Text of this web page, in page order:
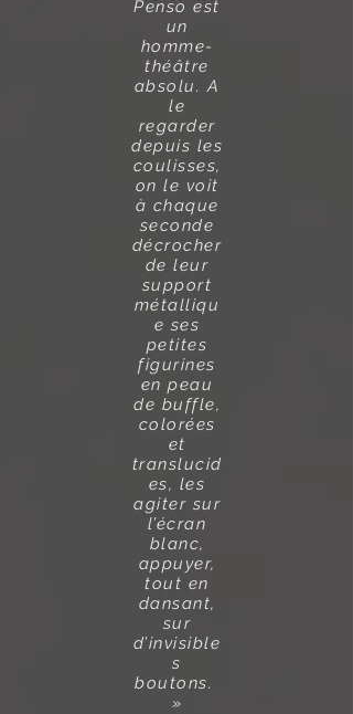
Penso est
un
homme-
théâtre
absolu. A
le
regarder
depuis les
coulisses,
on le voit
à chaque
seconde
décrocher
de leur
support
métalliqu
e ses
petites
figurines
en peau
de buffle,
colorées
et
translucid
es, les
agiter sur
l’écran
blanc,
appuyer,
tout en
dansant,
sur
d’invisible
s
boutons.
»